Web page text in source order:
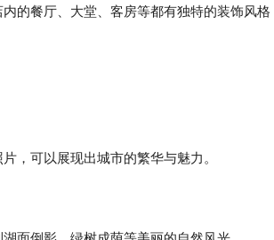
的餐厅、大堂、客房等都有独特的装饰风格
，可以展现出城市的繁华与魅力。